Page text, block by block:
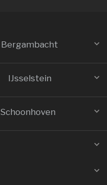
Bergambacht
IJsselstein
Schoonhoven